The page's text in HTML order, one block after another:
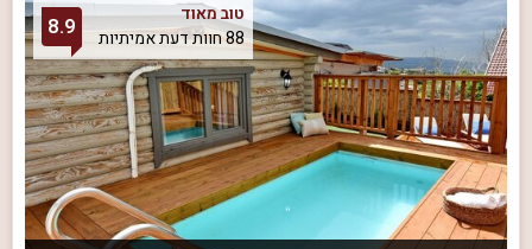
טוב מאוד
88 חוות דעת אמיתיות
8.9